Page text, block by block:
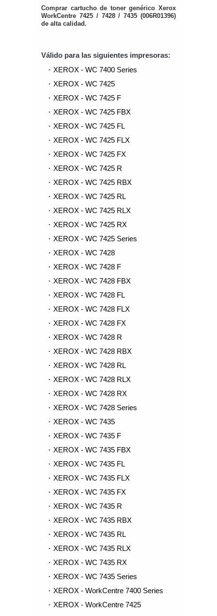
Comprar cartucho de toner genérico Xerox
WorkCentre 7425 / 7428 / 7435 (006R01396)
de alta calidad.
Válido para las siguientes impresoras:
XEROX - WC 7400 Series
XEROX - WC 7425
XEROX - WC 7425 F
XEROX - WC 7425 FBX
XEROX - WC 7425 FL
XEROX - WC 7425 FLX
XEROX - WC 7425 FX
XEROX - WC 7425 R
XEROX - WC 7425 RBX
XEROX - WC 7425 RL
XEROX - WC 7425 RLX
XEROX - WC 7425 RX
XEROX - WC 7425 Series
XEROX - WC 7428
XEROX - WC 7428 F
XEROX - WC 7428 FBX
XEROX - WC 7428 FL
XEROX - WC 7428 FLX
XEROX - WC 7428 FX
XEROX - WC 7428 R
XEROX - WC 7428 RBX
XEROX - WC 7428 RL
XEROX - WC 7428 RLX
XEROX - WC 7428 RX
XEROX - WC 7428 Series
XEROX - WC 7435
XEROX - WC 7435 F
XEROX - WC 7435 FBX
XEROX - WC 7435 FL
XEROX - WC 7435 FLX
XEROX - WC 7435 FX
XEROX - WC 7435 R
XEROX - WC 7435 RBX
XEROX - WC 7435 RL
XEROX - WC 7435 RLX
XEROX - WC 7435 RX
XEROX - WC 7435 Series
XEROX - WorkCentre 7400 Series
XEROX - WorkCentre 7425